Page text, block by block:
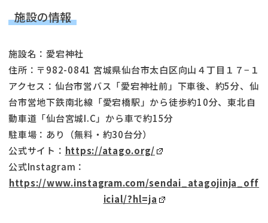
施設の情報
施設名：愛宕神社
住所：〒982-0841 宮城県仙台市太白区向山４丁目１７−１
アクセス：仙台市営バス「愛宕神社前」下車後、約5分、仙
台市営地下鉄南北線「愛宕橋駅」から徒歩約10分、東北自
動車道「仙台宮城I.C」から車で約15分
駐車場：あり（無料・約30台分）
公式サイト： https://atago.org/
公式Instagram：
https://www.instagram.com/sendai_atagojinja_off
icial/?hl=ja